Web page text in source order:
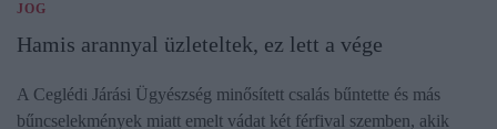
JOG
Hamis arannyal üzleteltek, ez lett a vége
A Ceglédi Járási Ügyészség minősített csalás bűntette és más
bűncselekmények miatt emelt vádat két férfival szemben, akik